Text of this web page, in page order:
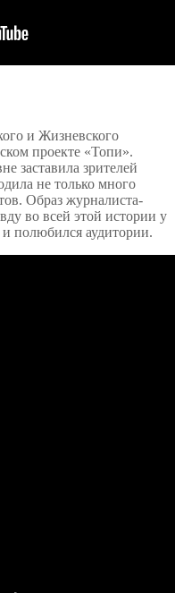
и Жизневского
проекте «Топи».
заставила зрителей
не только много
Образ журналиста-
во всей этой истории у
полюбился аудитории.